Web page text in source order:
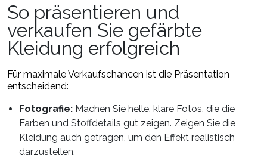
So präsentieren und
verkaufen Sie gefärbte
Kleidung erfolgreich
Für maximale Verkaufschancen ist die Präsentation
entscheidend:
Fotografie: Machen Sie helle, klare Fotos, die die
Farben und Stoffdetails gut zeigen. Zeigen Sie die
Kleidung auch getragen, um den Effekt realistisch
darzustellen.